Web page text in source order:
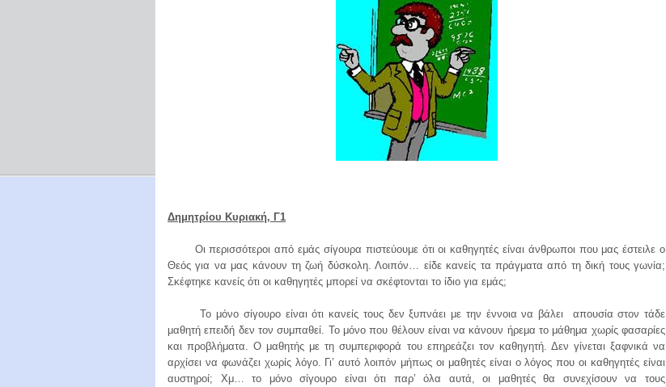
Δημητρίου Κυριακή, Γ1
Οι περισσότεροι από εμάς σίγουρα πιστεύουμε ότι οι καθηγητές είναι άνθρωποι που μας έστειλε ο
Θεός για να μας κάνουν τη ζωή δύσκολη. Λοιπόν… είδε κανείς τα πράγματα από τη δική τους γωνία;
Σκέφτηκε κανείς ότι οι καθηγητές μπορεί να σκέφτονται το ίδιο για εμάς;
Το μόνο σίγουρο είναι ότι κανείς τους δεν ξυπνάει με την έννοια να βάλει απουσία στον τάδε
μαθητή επειδή δεν τον συμπαθεί. Το μόνο που θέλουν είναι να κάνουν ήρεμα το μάθημα χωρίς φασαρίες
και προβλήματα. Ο μαθητής με τη συμπεριφορά του επηρεάζει τον καθηγητή. Δεν γίνεται ξαφνικά να
αρχίσει να φωνάζει χωρίς λόγο. Γι’ αυτό λοιπόν μήπως οι μαθητές είναι ο λόγος που οι καθηγητές είναι
αυστηροί; Χμ… το μόνο σίγουρο είναι ότι παρ’ όλα αυτά, οι μαθητές θα συνεχίσουν να τους